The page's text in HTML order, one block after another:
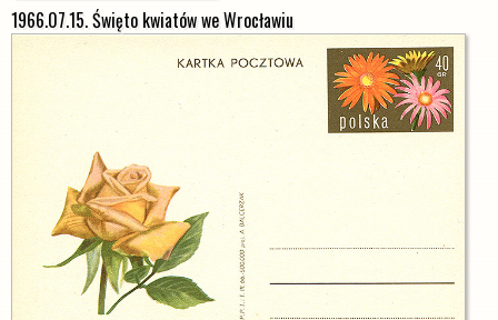
1966.07.15. Święto kwiatów we Wrocławiu